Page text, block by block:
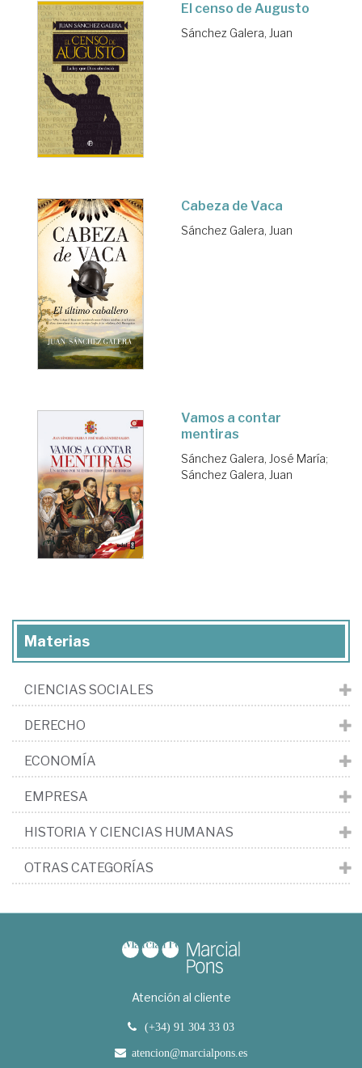
El censo de Augusto
Sánchez Galera, Juan
Cabeza de Vaca
Sánchez Galera, Juan
Vamos a contar
mentiras
Sánchez Galera, José María;
Sánchez Galera, Juan
Materias
CIENCIAS SOCIALES
DERECHO
ECONOMÍA
EMPRESA
HISTORIA Y CIENCIAS HUMANAS
OTRAS CATEGORÍAS
Atención al cliente
(+34) 91 304 33 03
atencion@marcialpons.es